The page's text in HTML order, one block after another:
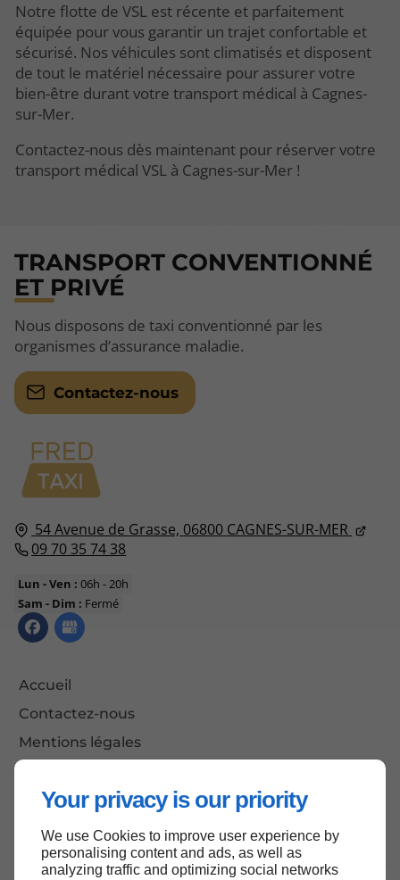
Your privacy is our priority
We use Cookies to improve user experience by
personalising content and ads, as well as
analyzing traffic and optimizing social networks
Notre flotte de VSL est récente et parfaitement
équipée pour vous garantir un trajet confortable et
sécurisé. Nos véhicules sont climatisés et disposent
de tout le matériel nécessaire pour assurer votre
bien-être durant votre transport médical à Cagnes-
sur-Mer.
Contactez-nous dès maintenant pour réserver votre
transport médical VSL à Cagnes-sur-Mer !
54 Avenue de Grasse, 06800 CAGNES-SUR-MER
09 70 35 74 38
Lun - Ven : 06h - 20h
Sam - Dim : Fermé
Accueil
Contactez-nous
Mentions légales
TRANSPORT CONVENTIONNÉ
ET PRIVÉ
Nous disposons de taxi conventionné par les
organismes d’assurance maladie.
Contactez-nous
Haut de page